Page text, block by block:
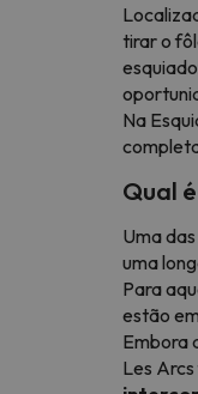
tirar o
Na
Qual
Uma
uma
Para
estão
Embora
Les